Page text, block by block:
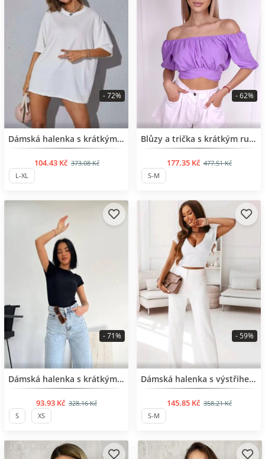
BESTSELLERDámská halenka s krátkým rukávem
104.43 Kč 373.08 Kč
- 72%
L-XL
BESTSELLERBlůzy a trička s krátkým rukávem
177.35 Kč 477.51 Kč
- 62%
S-M
BESTSELLERDámská halenka s krátkým rukávem
93.93 Kč 328.16 Kč
- 71%
S XS
BESTSELLERDámská halenka s výstřihem do V
145.85 Kč 358.21 Kč
- 59%
S-M